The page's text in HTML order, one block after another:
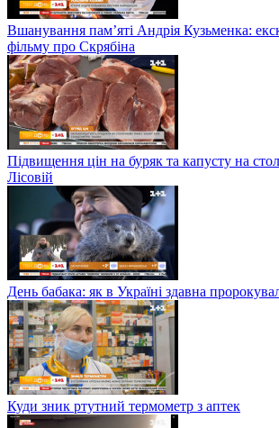
Вшанування пам’яті Андрія Кузьменка:
фільму про Скрябіна
Підвищення цін на буряк та капусту на
Лісовій
День бабака: як в Україні здавна
Куди зник ртутний термометр з аптек